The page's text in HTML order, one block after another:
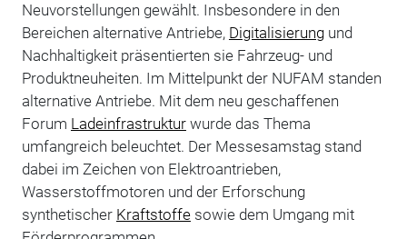
Neuvorstellungen gewählt. Insbesondere in den
Bereichen alternative Antriebe, Digitalisierungund
Nachhaltigkeit präsentierten sie Fahrzeug- und
Produktneuheiten. Im Mittelpunkt der NUFAM standen
alternative Antriebe. Mit dem neu geschaffenen
Forum Ladeinfrastrukturwurde das Thema
umfangreich beleuchtet. Der Messesamstag stand
dabei im Zeichen von Elektroantrieben,
Wasserstoffmotoren und der Erforschung
synthetischer Kraftstoffesowie dem Umgang mit